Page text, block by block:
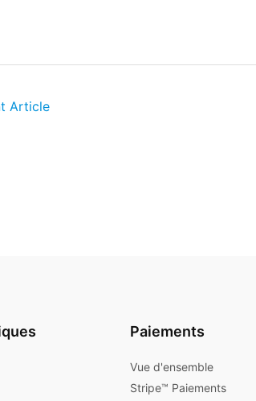
Article
Paiements
Vue d'ensemble
Stripe™ Paiements